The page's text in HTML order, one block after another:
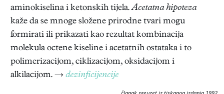
aminokiselina i ketonskih tijela.Acetatna hipoteza
kaže da se mnoge složene prirodne tvari mogu
formirati ili prikazati kao rezultat kombinacija
molekula octene kiseline i acetatnih ostataka i to
polimerizacijom, ciklizacijom, oksidacijom i
alkilacijom. → dezinficijencije